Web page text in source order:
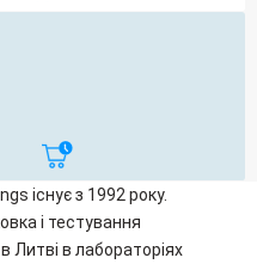
існує з 1992 року.
і тестування
Литві в лабораторіях